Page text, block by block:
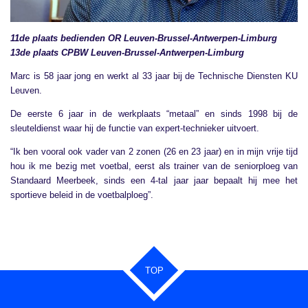
11de plaats bedienden OR Leuven-Brussel-Antwerpen-Limburg
13de plaats CPBW Leuven-Brussel-Antwerpen-Limburg
Marc is 58 jaar jong en werkt al 33 jaar bij de Technische Diensten KU
Leuven.
De eerste 6 jaar in de werkplaats “metaal” en sinds 1998 bij de
sleuteldienst waar hij de functie van expert-technieker uitvoert.
“Ik ben vooral ook vader van 2 zonen (26 en 23 jaar) en in mijn vrije tijd
hou ik me bezig met voetbal, eerst als trainer van de seniorploeg van
Standaard Meerbeek, sinds een 4-tal jaar jaar bepaalt hij mee het
sportieve beleid in de voetbalploeg”.
TOP